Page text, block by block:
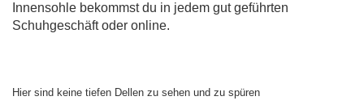
Innensohle bekommst du in jedem gut geführten
Schuhgeschäft oder online.
Hier sind keine tiefen Dellen zu sehen und zu spüren